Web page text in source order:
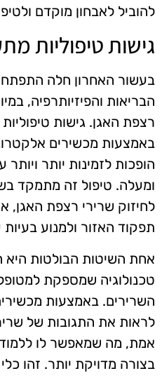
להוביל לאבחון מוקדם
גישות טיפוליות
בעשור האחרון חלה
הבריאות והפיזיותרפיה,
רצפת האגן. גישות
באמצעות מכשירים
ומעלה. טיפול זה מתמקד
לחיזוק שרירי רצפת האגן,
תפקוד האזור ולמנוע בעיות
אחת השיטות הבולטות היא
טכנולוגיה שמספקת
השרירים. באמצעות
לראות את התגובות של
אמת, מה שמאפשר לו
בצורה מדויקת יותר. זהו